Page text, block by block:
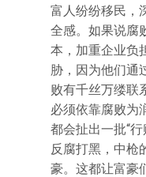
富人纷纷移民，
全感。如果说腐
本，加重企业负
胁，因为他们通
败有千丝万缕联
必须依靠腐败为
都会扯出一批“
反腐打黑，中枪
豪。这都让富豪